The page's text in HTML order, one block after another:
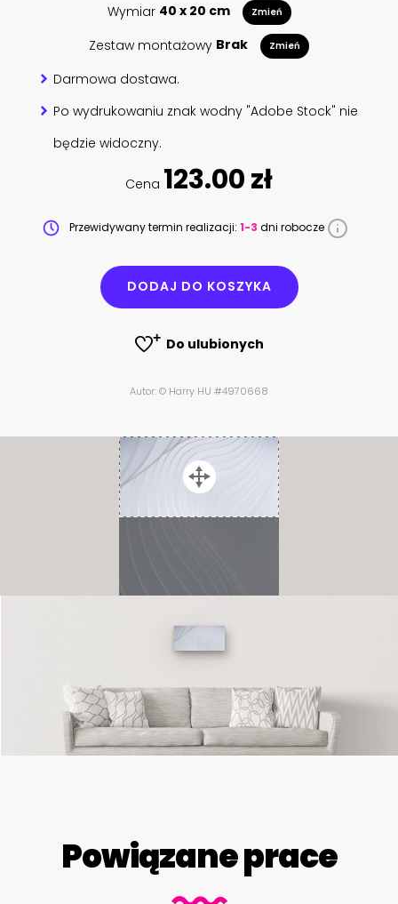
Wymiar 40 x 20 cm Zmień
Zestaw montażowy Brak Zmień
Darmowa dostawa.
Po wydrukowaniu znak wodny "Adobe Stock" nie
będzie widoczny.
Cena 123.00 zł
Przewidywany termin realizacji: 1-3 dni robocze
DODAJ DO KOSZYKA
Do ulubionych
Autor: © Harry HU #4970668
Powiązane prace